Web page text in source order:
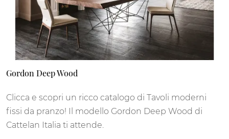
Gordon Deep Wood
Clicca e scopri un ricco catalogo di Tavoli moderni
fissi da pranzo! Il modello Gordon Deep Wood di
Cattelan Italia ti attende.